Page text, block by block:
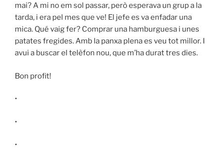
mai? A mi no em sol passar, però esperava un grup a la
tarda, i era pel mes que ve! El jefe es va enfadar una
mica. Qué vaig fer? Comprar una hamburguesa i unes
patates fregides. Amb la panxa plena es veu tot millor. I
avui a buscar el telèfon nou, que m’ha durat tres dies.
Bon profit!
•
•
•